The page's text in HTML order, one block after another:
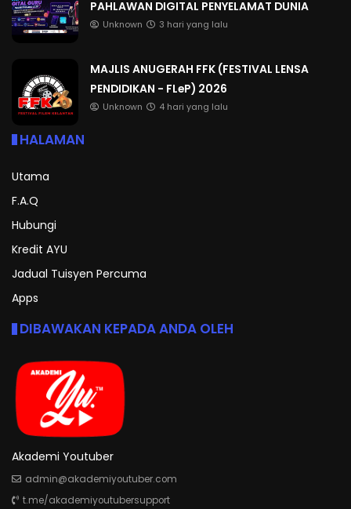
PAHLAWAN DIGITAL PENYELAMAT DUNIA
Unknown 3 hari yang lalu
MAJLIS ANUGERAH FFK (FESTIVAL LENSA
PENDIDIKAN - FLeP) 2026
Unknown 4 hari yang lalu
HALAMAN
Utama
F.A.Q
Hubungi
Kredit AYU
Jadual Tuisyen Percuma
Apps
DIBAWAKAN KEPADA ANDA OLEH
Akademi Youtuber
admin@akademiyoutuber.com
t.me/akademiyoutubersupport